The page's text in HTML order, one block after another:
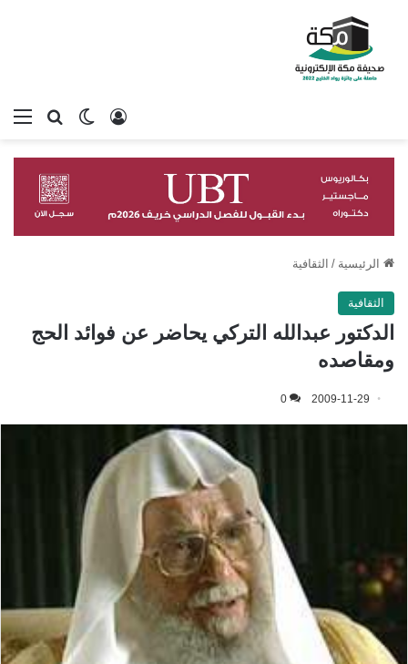
بحثالوضع
تسجيل الدخول
الرئيسية / الثقافية
الثقافية
الدكتور عبدالله التركي يحاضر عن فوائد الحج
ومقاصده
2009-11-29
0